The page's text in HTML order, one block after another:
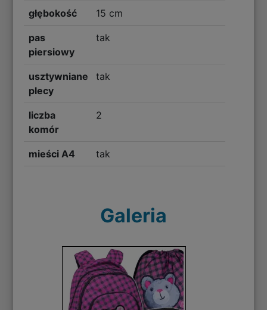
głębokość 15 cm
pas
piersiowy
tak
usztywniane
plecy
tak
liczba
komór
2
mieści A4 tak
Galeria